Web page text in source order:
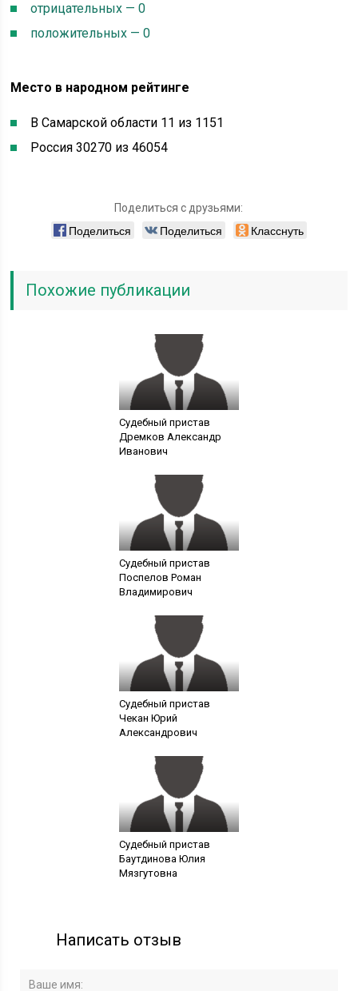
отрицательных — 0
положительных — 0
Место в народном рейтинге
В Самарской области 11 из 1151
Россия 30270 из 46054
Поделиться с друзьями:
Поделиться Поделиться Класснуть
Похожие публикации
Судебный пристав
Дремков Александр
Иванович
Судебный пристав
Поспелов Роман
Владимирович
Судебный пристав
Чекан Юрий
Александрович
Судебный пристав
Баутдинова Юлия
Мязгутовна
Написать отзыв